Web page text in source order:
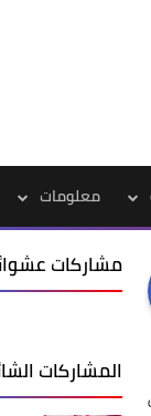
معلومات
مشاركات
المشاركات